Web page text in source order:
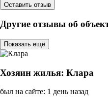
Оставить отзыв
Другие отзывы об
Показать ещё
Хозяин жилья: Клара
был на сайте: 1 день назад